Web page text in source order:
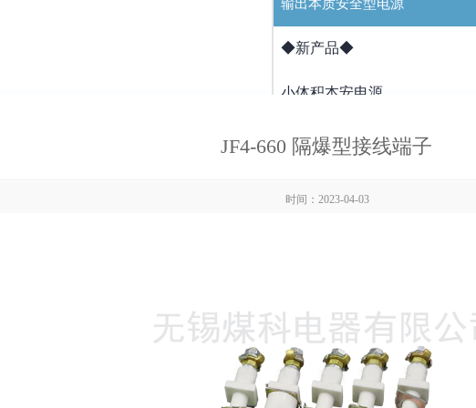
输出本质安全型电源
◆新产品◆
小体积本安电源
交流AC110~220V输入
ia等级输出
II类厂用
大功率输出
JF4-660 隔爆型接线端子
时间：2023-04-03